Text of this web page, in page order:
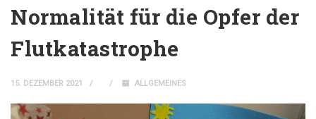
Normalität für die Opfer der
Flutkatastrophe
15. DEZEMBER 2021 ALLGEMEINES